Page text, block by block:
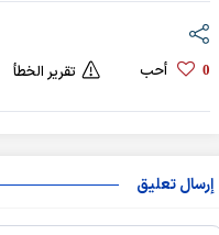
0 أحب تقرير الخطأ
إرسال تعليق